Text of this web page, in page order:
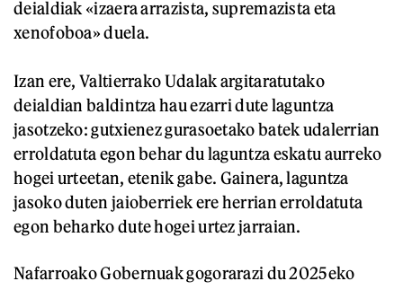
deialdiak «izaera arrazista, supremazista eta
xenofoboa» duela.
Izan ere, Valtierrako Udalak argitaratutako
deialdian baldintza hau ezarri dute laguntza
jasotzeko: gutxienez gurasoetako batek udalerrian
erroldatuta egon behar du laguntza eskatu aurreko
hogei urteetan, etenik gabe. Gainera, laguntza
jasoko duten jaioberriek ere herrian erroldatuta
egon beharko dute hogei urtez jarraian.
Nafarroako Gobernuak gogorarazi du 2025eko